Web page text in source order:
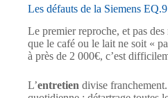
Les défauts de la Siemens
Le premier reproche, et pas
que le café ou le lait ne soit «
à près de 2 000€, c’est
L’entretien divise